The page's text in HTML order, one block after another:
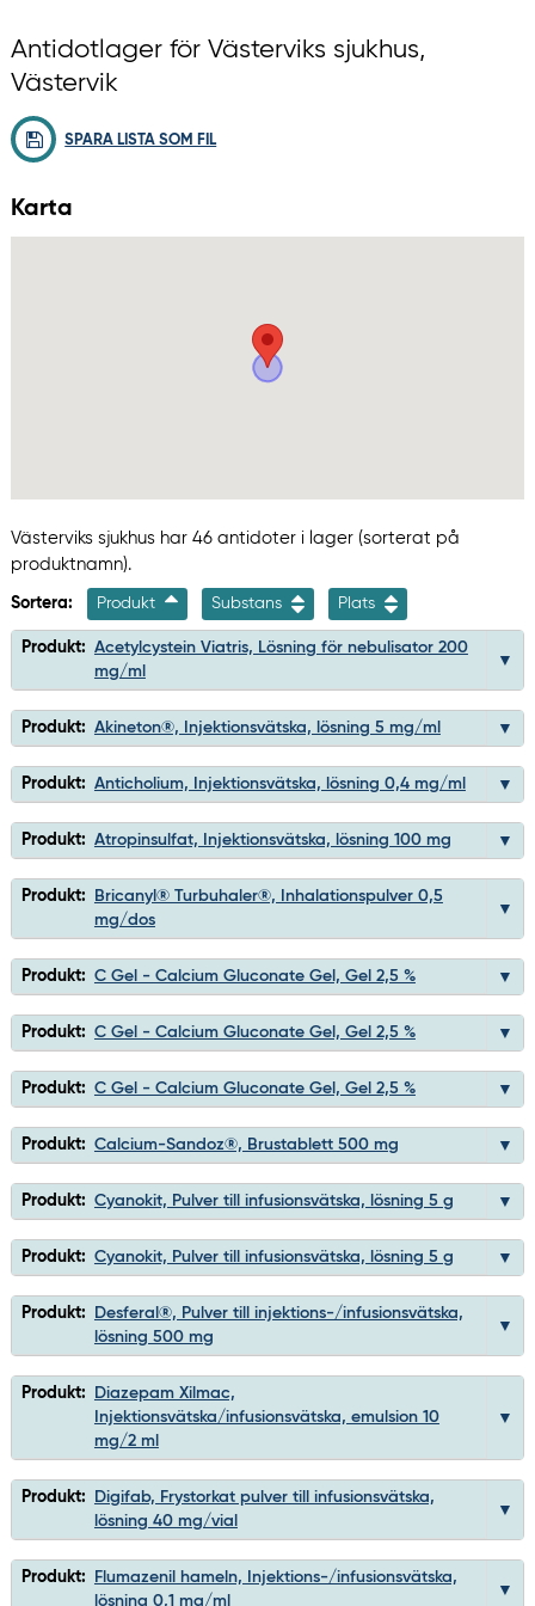
Antidotlager för Västerviks sjukhus,
Västervik
SPARA LISTA SOM FIL
Karta
Västerviks sjukhus har 46 antidoter i lager (sorterat på
produktnamn).
Sortera: Produkt Substans Plats
Produkt: Acetylcystein Viatris, Lösning för nebulisator 200
mg/ml
Produkt: Akineton®, Injektionsvätska, lösning 5 mg/ml
Produkt: Anticholium, Injektionsvätska, lösning 0,4 mg/ml
Produkt: Atropinsulfat, Injektionsvätska, lösning 100 mg
Produkt:
Bricanyl® Turbuhaler®, Inhalationspulver 0,5
mg/dos
Produkt: C Gel - Calcium Gluconate Gel, Gel 2,5 %
Produkt: C Gel - Calcium Gluconate Gel, Gel 2,5 %
Produkt: C Gel - Calcium Gluconate Gel, Gel 2,5 %
Produkt: Calcium-Sandoz®, Brustablett 500 mg
Produkt: Cyanokit, Pulver till infusionsvätska, lösning 5 g
Produkt: Cyanokit, Pulver till infusionsvätska, lösning 5 g
Produkt:
Desferal®, Pulver till injektions-/infusionsvätska,
lösning 500 mg
Produkt:
Diazepam Xilmac,
Injektionsvätska/infusionsvätska, emulsion 10
mg/2 ml
Produkt:
Digifab, Frystorkat pulver till infusionsvätska,
lösning 40 mg/vial
Produkt:
Flumazenil hameln, Injektions-/infusionsvätska,
lösning 0,1 mg/ml